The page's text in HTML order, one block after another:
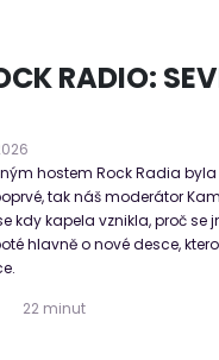
RADIO:
hostem Rock Radia
tak náš moderátor
kdy kapela vznikla, proč se
hlavně o nové desce,
22 minut